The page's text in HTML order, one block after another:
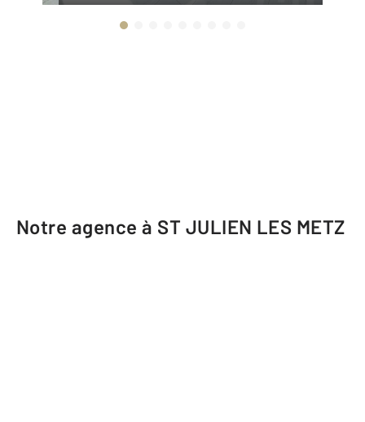
Notre agence à ST JULIEN LES METZ